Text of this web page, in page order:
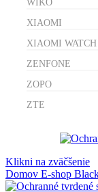
WIKO
XIAOMI
XIAOMI WATCH
ZENFONE
ZOPO
ZTE
Klikni na zväčšenie
Domov E-shop